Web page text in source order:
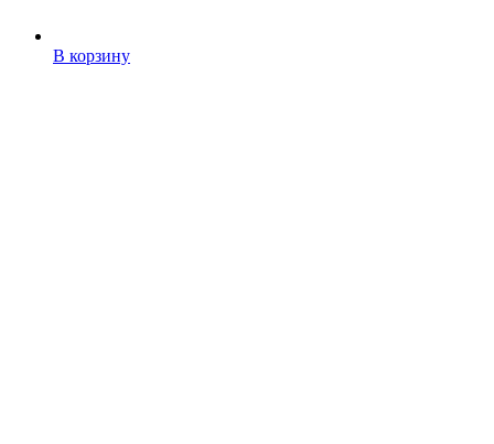
В корзину